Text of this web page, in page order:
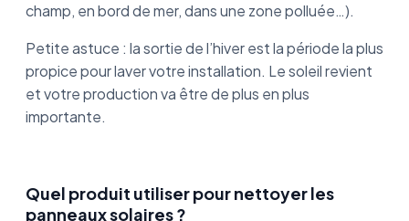
champ, en bord de mer, dans une zone polluée…).
Petite astuce : la sortie de l’hiver est la période la plus
propice pour laver votre installation. Le soleil revient
et votre production va être de plus en plus
importante.
Quel produit utiliser pour nettoyer les
panneaux solaires ?